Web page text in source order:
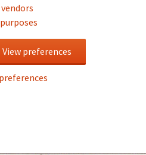
View preferences